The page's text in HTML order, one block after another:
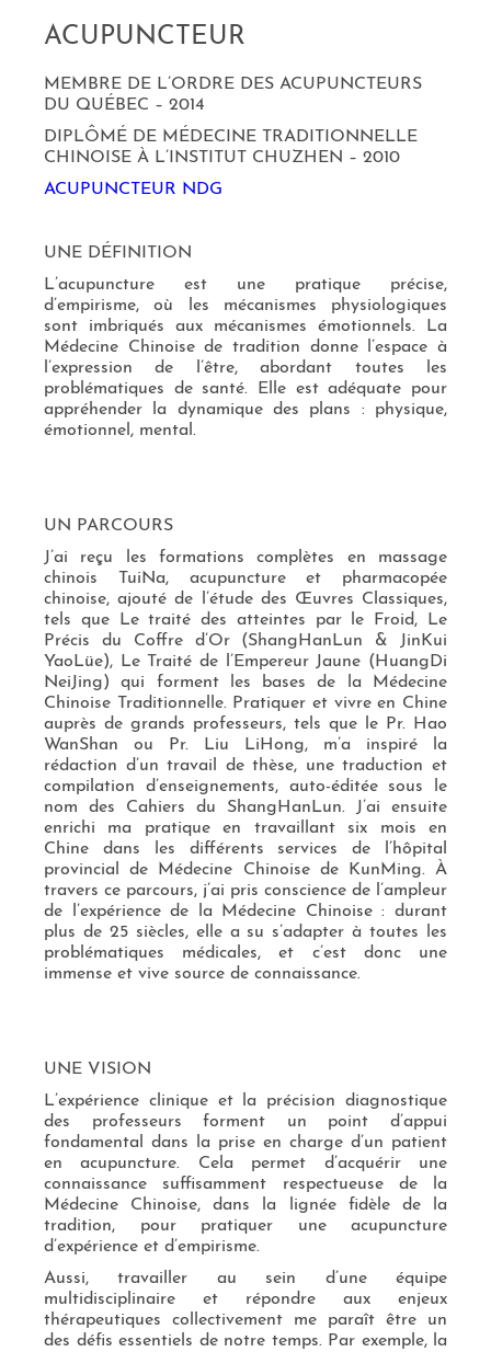
ACUPUNCTEUR
MEMBRE DE L’ORDRE DES ACUPUNCTEURS
DU QUÉBEC – 2014
DIPLÔMÉ DE MÉDECINE TRADITIONNELLE
CHINOISE À L’INSTITUT CHUZHEN – 2010
ACUPUNCTEUR NDG
UNE DÉFINITION
L’acupuncture est une pratique précise,
d’empirisme, où les mécanismes physiologiques
sont imbriqués aux mécanismes émotionnels. La
Médecine Chinoise de tradition donne l’espace à
l’expression de l’être, abordant toutes les
problématiques de santé. Elle est adéquate pour
appréhender la dynamique des plans : physique,
émotionnel, mental.
UN PARCOURS
J’ai reçu les formations complètes en massage
chinois TuiNa, acupuncture et pharmacopée
chinoise, ajouté de l’étude des Œuvres Classiques,
tels que Le traité des atteintes par le Froid, Le
Précis du Coffre d’Or (ShangHanLun & JinKui
YaoLüe), Le Traité de l’Empereur Jaune (HuangDi
NeiJing) qui forment les bases de la Médecine
Chinoise Traditionnelle. Pratiquer et vivre en Chine
auprès de grands professeurs, tels que le Pr. Hao
WanShan ou Pr. Liu LiHong, m’a inspiré la
rédaction d’un travail de thèse, une traduction et
compilation d’enseignements, auto-éditée sous le
nom des Cahiers du ShangHanLun. J’ai ensuite
enrichi ma pratique en travaillant six mois en
Chine dans les différents services de l’hôpital
provincial de Médecine Chinoise de KunMing. À
travers ce parcours, j’ai pris conscience de l’ampleur
de l’expérience de la Médecine Chinoise : durant
plus de 25 siècles, elle a su s’adapter à toutes les
problématiques médicales, et c’est donc une
immense et vive source de connaissance.
UNE VISION
L’expérience clinique et la précision diagnostique
des professeurs forment un point d’appui
fondamental dans la prise en charge d’un patient
en acupuncture. Cela permet d’acquérir une
connaissance suffisamment respectueuse de la
Médecine Chinoise, dans la lignée fidèle de la
tradition, pour pratiquer une acupuncture
d’expérience et d’empirisme.
Aussi, travailler au sein d’une équipe
multidisciplinaire et répondre aux enjeux
thérapeutiques collectivement me paraît être un
des défis essentiels de notre temps. Par exemple, la